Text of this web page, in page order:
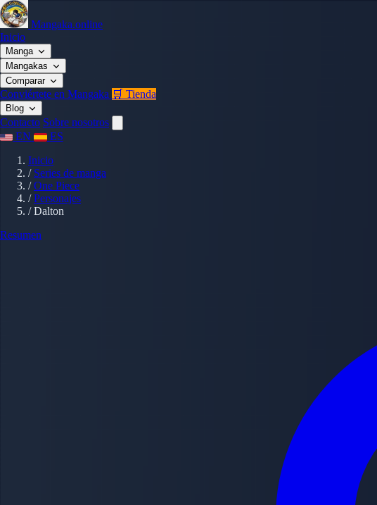
Mangaka.online
Inicio
Manga
Mangakas
Comparar
Conviértete en Mangaka 🛒 Tienda
Blog
Contacto Sobre nosotros
EN
ES
Inicio
/ Series de manga
/ One Piece
/ Personajes
/ Dalton
Resumen